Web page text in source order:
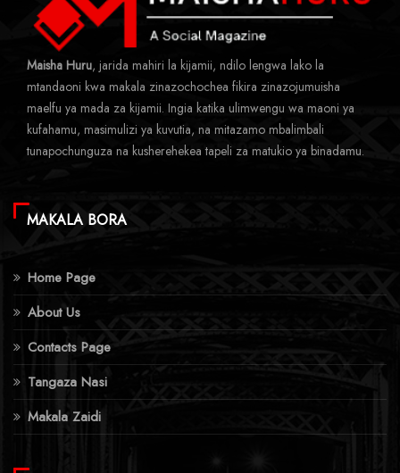
Maisha Huru, jarida mahiri la kijamii, ndilo lengwa lako la
mtandaoni kwa makala zinazochochea fikira zinazojumuisha
maelfu ya mada za kijamii. Ingia katika ulimwengu wa maoni ya
kufahamu, masimulizi ya kuvutia, na mitazamo mbalimbali
tunapochunguza na kusherehekea tapeli za matukio ya binadamu.
MAKALA BORA
Home Page
About Us
Contacts Page
Tangaza Nasi
Makala Zaidi